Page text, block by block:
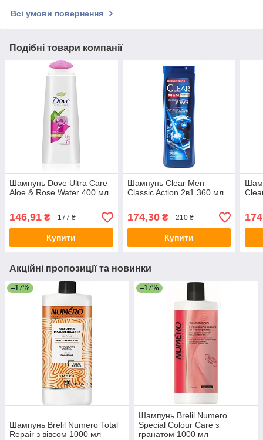
Всі умови повернення
Подібні товари компанії
Шампунь Dove Ultra Care
Aloe & Rose Water 400 мл
146,91 ₴ 177 ₴
Купити
Шампунь Clear Men
Classic Action 2в1 360 мл
174,30₴ 210 ₴
Купити
Акційні пропозиції та новинки
–17%
Шампунь Brelil Numero Total
Repair з вівсом 1000 мл
–17%
Шампунь Brelil Numero
Special Colour Care з
гранатом 1000 мл